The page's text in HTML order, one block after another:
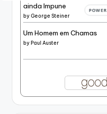
ainda Impune
by George Steiner
Um Homem em Chamas
by Paul Auster